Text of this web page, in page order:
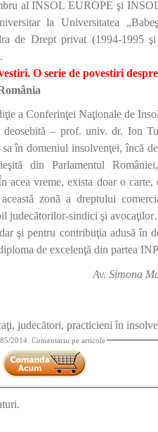
al INSOL EUROPE şi
la Universitatea
de Drept privat (1994-1995
O serie de povestiri
a Conferinţei Naţionale de
deosebită – prof. univ. dr. Ion
în domeniul insolvenţei, încă
din Parlamentul
acea vreme, exista doar o
zonă a dreptului
judecătorilor-sindici şi
şi pentru contribuţia adusă în
de excelenţă din partea
Av. Simona
judecători, practicieni în
2014. Comentariu pe articole